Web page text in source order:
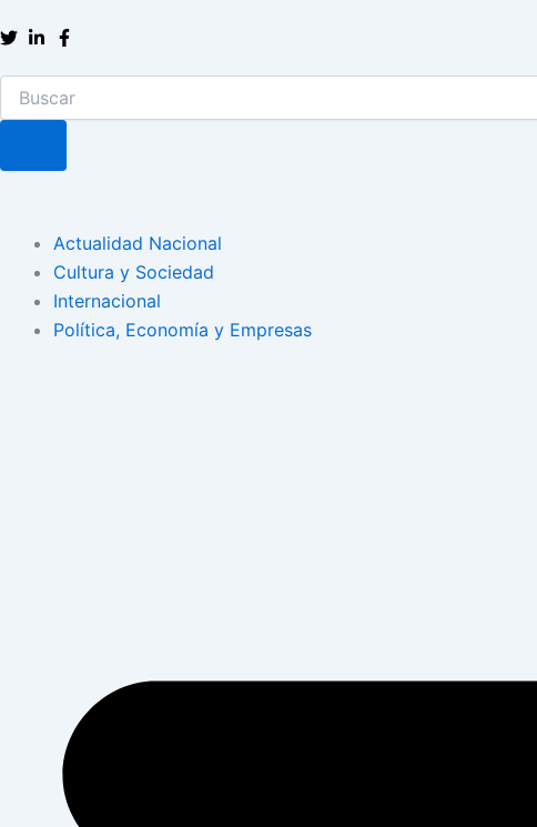
al
contenido
Actualidad Nacional
Cultura y Sociedad
Internacional
Política, Economía y Empresas